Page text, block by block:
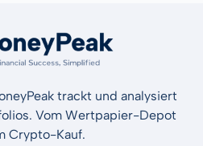
trackt und analysiert
Vom Wertpapier-Depot
Crypto-Kauf.